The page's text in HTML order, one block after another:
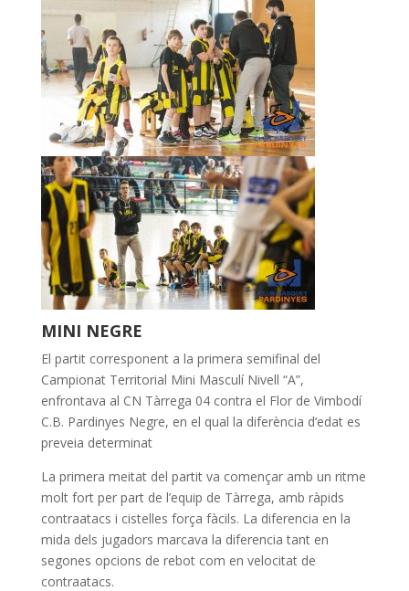
MINI NEGRE
El partit corresponent a la primera semifinal del
Campionat Territorial Mini Masculí Nivell “A”,
enfrontava al CN Tàrrega 04 contra el Flor de Vimbodí
C.B. Pardinyes Negre, en el qual la diferència d’edat es
preveia determinat
La primera meitat del partit va començar amb un ritme
molt fort per part de l’equip de Tàrrega, amb ràpids
contraatacs i cistelles força fàcils. La diferencia en la
mida dels jugadors marcava la diferencia tant en
segones opcions de rebot com en velocitat de
contraatacs.